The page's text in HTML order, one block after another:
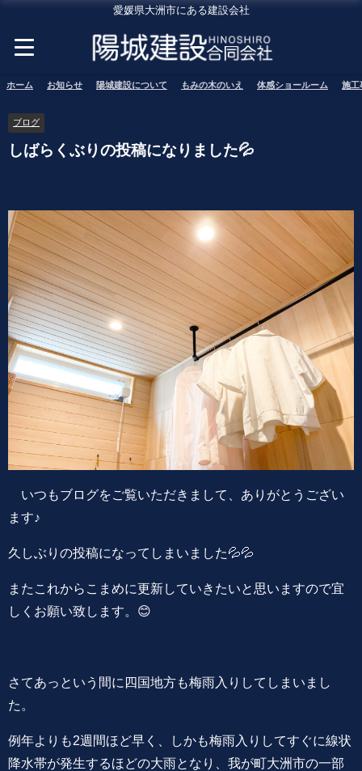
愛媛県大洲市にある建設会社
ホーム お知らせ 陽城建設について もみの木のいえ 体感ショールーム 施工
ブログ
しばらくぶりの投稿になりました💦
いつもブログをご覧いただきまして、ありがとうござい
ます♪
久しぶりの投稿になってしまいました💦💦
またこれからこまめに更新していきたいと思いますので宜
しくお願い致します。😊
さてあっという間に四国地方も梅雨入りしてしまいまし
た。
例年よりも2週間ほど早く、しかも梅雨入りしてすぐに線状
降水帯が発生するほどの大雨となり、我が町大洲市の一部